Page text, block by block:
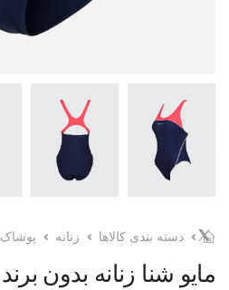
دسته بندی کالاها زنانه پوشاک